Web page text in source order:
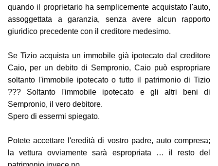
quando il proprietario ha semplicemente acquistato l'auto,
assoggettata a garanzia, senza avere alcun rapporto
giuridico precedente con il creditore medesimo.
Se Tizio acquista un immobile già ipotecato dal creditore
Caio, per un debito di Sempronio, Caio può espropriare
soltanto l'immobile ipotecato o tutto il patrimonio di Tizio
??? Soltanto l'immobile ipotecato e gli altri beni di
Sempronio, il vero debitore.
Spero di essermi spiegato.
Potete accettare l'eredità di vostro padre, auto compresa;
la vettura ovviamente sarà espropriata … il resto del